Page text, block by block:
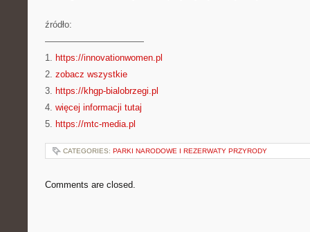
źródło:
———————————
1. https://innovationwomen.pl
2. zobacz wszystkie
3. https://khgp-bialobrzegi.pl
4. więcej informacji tutaj
5. https://mtc-media.pl
CATEGORIES: PARKI NARODOWE I REZERWATY PRZYRODY
Comments are closed.